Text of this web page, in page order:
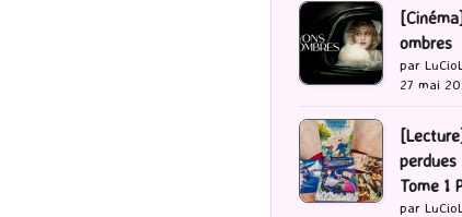
ombres
par
27 mai
perdues
Tome 1
par